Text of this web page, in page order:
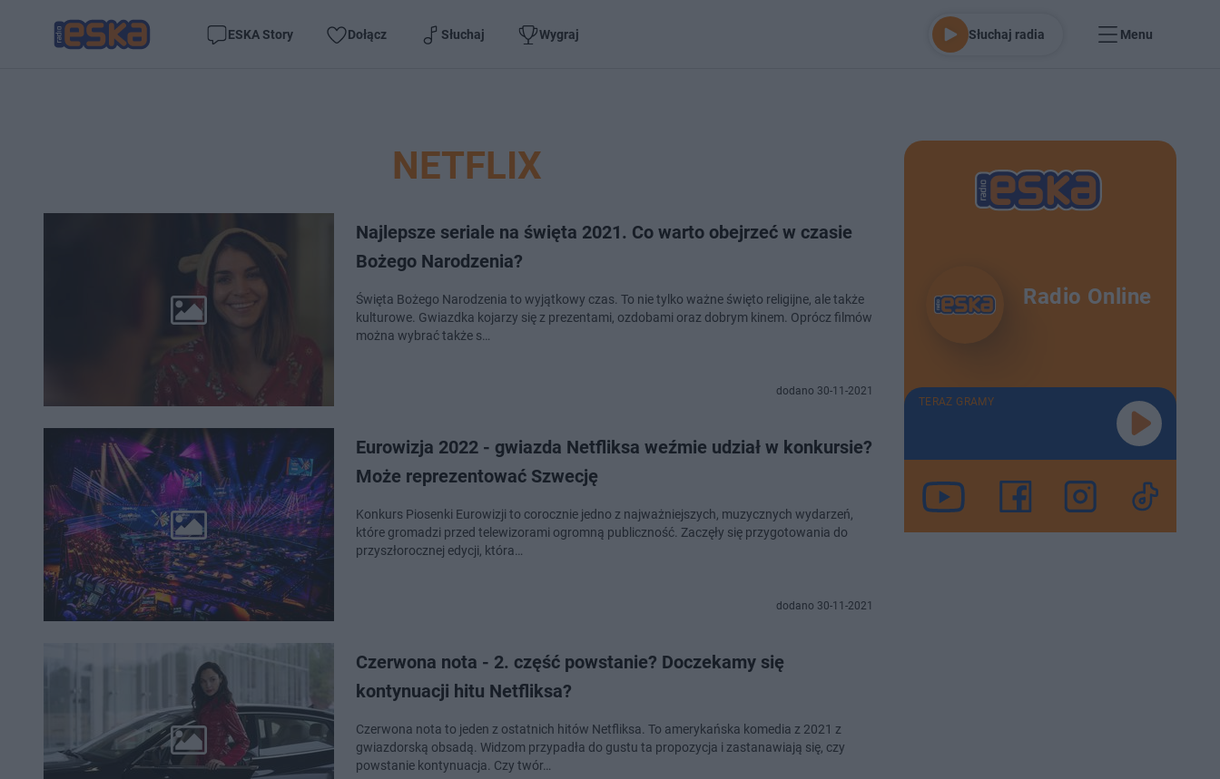
ESKA Story Dołącz Słuchaj Wygraj Słuchaj radia Menu
NETFLIX
Najlepsze seriale na święta 2021. Co warto obejrzeć w czasie
Bożego Narodzenia?
Święta Bożego Narodzenia to wyjątkowy czas. To nie tylko ważne święto religijne, ale także
kulturowe. Gwiazdka kojarzy się z prezentami, ozdobami oraz dobrym kinem. Oprócz filmów
można wybrać także s…
dodano 30-11-2021
Eurowizja 2022 - gwiazda Netfliksa weźmie udział w konkursie?
Może reprezentować Szwecję
Konkurs Piosenki Eurowizji to corocznie jedno z najważniejszych, muzycznych wydarzeń,
które gromadzi przed telewizorami ogromną publiczność. Zaczęły się przygotowania do
przyszłorocznej edycji, która…
dodano 30-11-2021
Czerwona nota - 2. część powstanie? Doczekamy się
kontynuacji hitu Netfliksa?
Czerwona nota to jeden z ostatnich hitów Netfliksa. To amerykańska komedia z 2021 z
gwiazdorską obsadą. Widzom przypadła do gustu ta propozycja i zastanawiają się, czy
powstanie kontynuacja. Czy twór…
Radio Online
TERAZ GRAMY